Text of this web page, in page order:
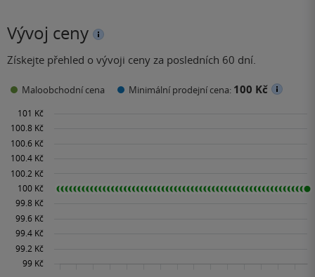
Vývoj ceny
Získejte přehled o vývoji ceny za posledních 60 dní.
Maloobchodní cena Minimální prodejní cena: 100 Kč